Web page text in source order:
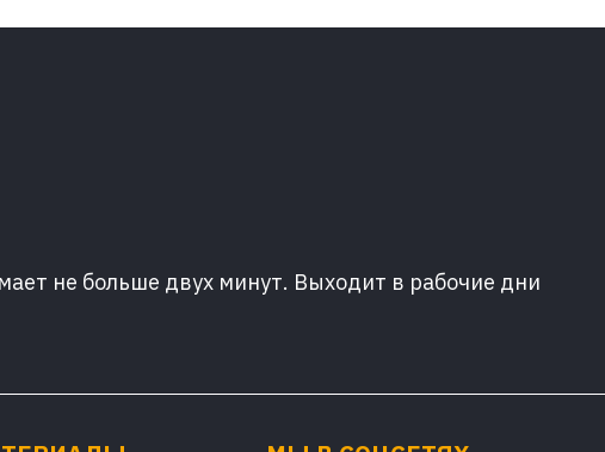
не больше двух минут. Выходит в рабочие дни